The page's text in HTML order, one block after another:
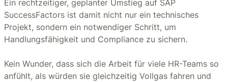
Ein rechtzeitiger, geplanter Umstieg auf SAP
SuccessFactors ist damit nicht nur ein technisches
Projekt, sondern ein notwendiger Schritt, um
Handlungsfähigkeit und Compliance zu sichern.
Kein Wunder, dass sich die Arbeit für viele HR-Teams so
anfühlt, als würden sie gleichzeitig Vollgas fahren und